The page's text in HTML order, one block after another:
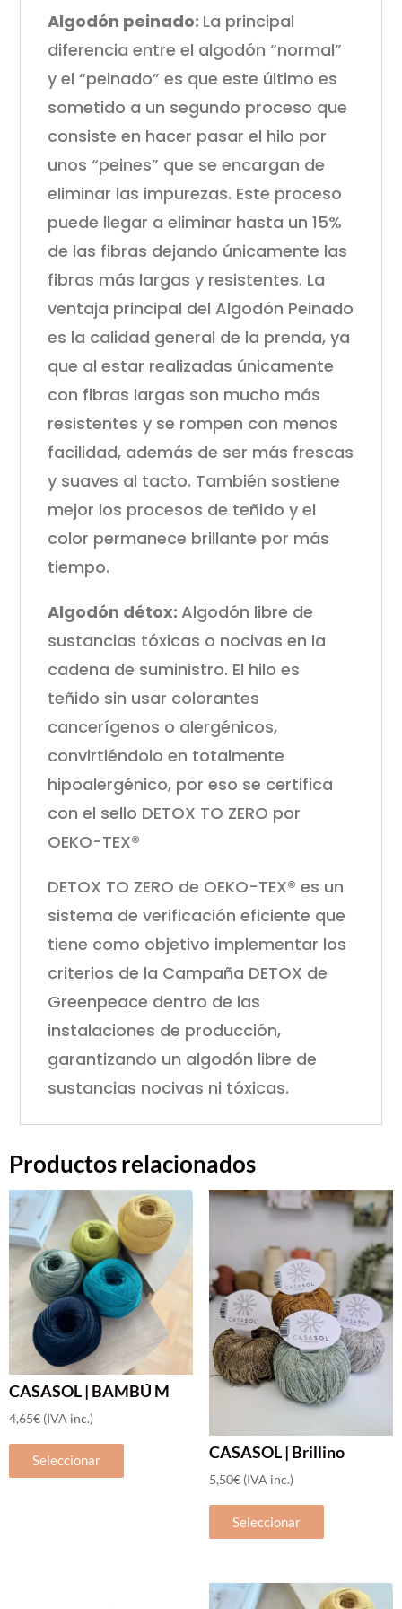
Algodón peinado: La principal
diferencia entre el algodón “normal”
y el “peinado” es que este último es
sometido a un segundo proceso que
consiste en hacer pasar el hilo por
unos “peines” que se encargan de
eliminar las impurezas. Este proceso
puede llegar a eliminar hasta un 15%
de las fibras dejando únicamente las
fibras más largas y resistentes. La
ventaja principal del Algodón Peinado
es la calidad general de la prenda, ya
que al estar realizadas únicamente
con fibras largas son mucho más
resistentes y se rompen con menos
facilidad, además de ser más frescas
y suaves al tacto. También sostiene
mejor los procesos de teñido y el
color permanece brillante por más
tiempo.
Algodón détox:Algodón libre de
sustancias tóxicas o nocivas en la
cadena de suministro. El hilo es
teñido sin usar colorantes
cancerígenos o alergénicos,
convirtiéndolo en totalmente
hipoalergénico, por eso se certifica
con el sello DETOX TO ZERO por
OEKO-TEX®
DETOX TO ZERO de OEKO-TEX® es un
sistema de verificación eficiente que
tiene como objetivo implementar los
criterios de la Campaña DETOX de
Greenpeace dentro de las
instalaciones de producción,
garantizando un algodón libre de
sustancias nocivas ni tóxicas.
Productos relacionados
Popular
Nuevos Colores
CASASOL | BAMBÚ M
4,65€ (IVA inc.)
Seleccionar
Este
CASASOL | Brillino
5,50€ (IVA inc.)
Seleccionar
Este
variantes.